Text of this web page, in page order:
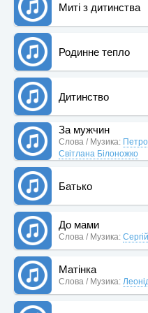
Миті з дитинства
Родинне тепло
Дитинство
За мужчин
Слова / Музика:
Світлана Білоножко
Батько
До мами
Слова / Музика:
Матінка
Слова / Музика: